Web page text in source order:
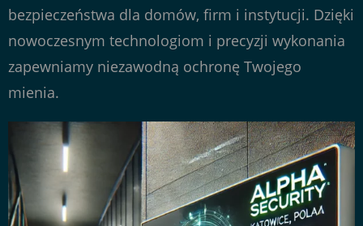
bezpieczeństwa dla domów, firm i instytucji. Dzięki
nowoczesnym technologiom i precyzji wykonania
zapewniamy niezawodną ochronę Twojego
mienia.